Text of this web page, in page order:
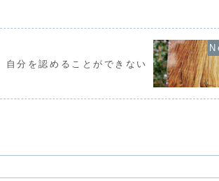
、手加減してしまっ...
アイデンティテ
自分を認めることができない